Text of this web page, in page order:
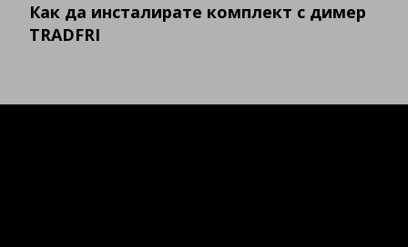
Как да инсталирате комплект с димер
TRADFRI